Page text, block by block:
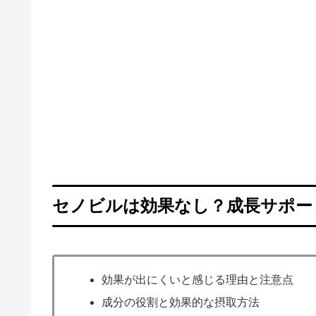
セノビルは効果なし？成長サポ
効果が出にくいと感じる理由と注意点
成分の役割と効果的な摂取方法